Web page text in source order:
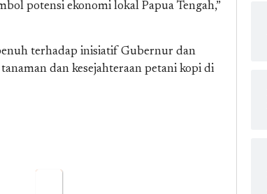
potensi ekonomi lokal Papua Tengah,”
terhadap inisiatif Gubernur dan
dan kesejahteraan petani kopi di